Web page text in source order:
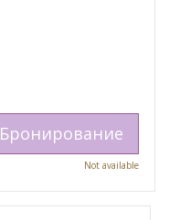
Бронирование
Not available